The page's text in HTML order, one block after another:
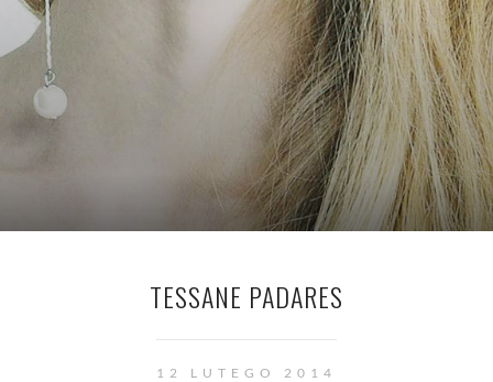
TESSANE PADARES
12 LUTEGO 2014